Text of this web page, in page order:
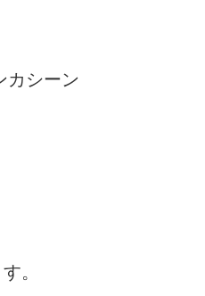
カシーン
。